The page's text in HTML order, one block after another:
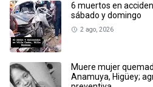
6 muertos en
sábado y domingo
2 ago, 2026
Muere mujer
Anamuya, Higüey;